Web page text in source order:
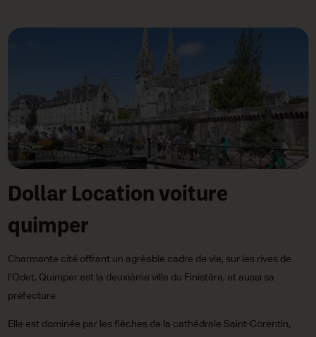
Dollar Location voiture
quimper
Charmante cité offrant un agréable cadre de vie, sur les rives de
l’Odet, Quimper est la deuxième ville du Finistère, et aussi sa
préfecture
Elle est dominée par les flèches de la cathédrale Saint-Corentin,